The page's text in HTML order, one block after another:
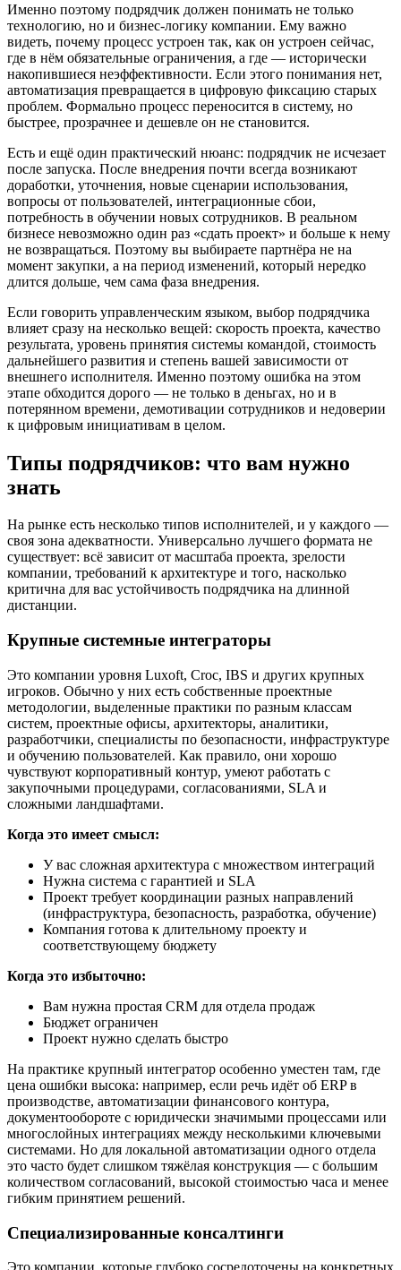
Именно поэтому подрядчик должен понимать не только
технологию, но и бизнес-логику компании. Ему важно
видеть, почему процесс устроен так, как он устроен сейчас,
где в нём обязательные ограничения, а где — исторически
накопившиеся неэффективности. Если этого понимания нет,
автоматизация превращается в цифровую фиксацию старых
проблем. Формально процесс переносится в систему, но
быстрее, прозрачнее и дешевле он не становится.
Есть и ещё один практический нюанс: подрядчик не исчезает
после запуска. После внедрения почти всегда возникают
доработки, уточнения, новые сценарии использования,
вопросы от пользователей, интеграционные сбои,
потребность в обучении новых сотрудников. В реальном
бизнесе невозможно один раз «сдать проект» и больше к нему
не возвращаться. Поэтому вы выбираете партнёра не на
момент закупки, а на период изменений, который нередко
длится дольше, чем сама фаза внедрения.
Если говорить управленческим языком, выбор подрядчика
влияет сразу на несколько вещей: скорость проекта, качество
результата, уровень принятия системы командой, стоимость
дальнейшего развития и степень вашей зависимости от
внешнего исполнителя. Именно поэтому ошибка на этом
этапе обходится дорого — не только в деньгах, но и в
потерянном времени, демотивации сотрудников и недоверии
к цифровым инициативам в целом.
Типы подрядчиков: что вам нужно
знать
На рынке есть несколько типов исполнителей, и у каждого —
своя зона адекватности. Универсально лучшего формата не
существует: всё зависит от масштаба проекта, зрелости
компании, требований к архитектуре и того, насколько
критична для вас устойчивость подрядчика на длинной
дистанции.
Крупные системные интеграторы
Это компании уровня Luxoft, Croc, IBS и других крупных
игроков. Обычно у них есть собственные проектные
методологии, выделенные практики по разным классам
систем, проектные офисы, архитекторы, аналитики,
разработчики, специалисты по безопасности, инфраструктуре
и обучению пользователей. Как правило, они хорошо
чувствуют корпоративный контур, умеют работать с
закупочными процедурами, согласованиями, SLA и
сложными ландшафтами.
Когда это имеет смысл:
У вас сложная архитектура с множеством интеграций
Нужна система с гарантией и SLA
Проект требует координации разных направлений
(инфраструктура, безопасность, разработка, обучение)
Компания готова к длительному проекту и
соответствующему бюджету
Когда это избыточно:
Вам нужна простая CRM для отдела продаж
Бюджет ограничен
Проект нужно сделать быстро
На практике крупный интегратор особенно уместен там, где
цена ошибки высока: например, если речь идёт об ERP в
производстве, автоматизации финансового контура,
документообороте с юридически значимыми процессами или
многослойных интеграциях между несколькими ключевыми
системами. Но для локальной автоматизации одного отдела
это часто будет слишком тяжёлая конструкция — с большим
количеством согласований, высокой стоимостью часа и менее
гибким принятием решений.
Специализированные консалтинги